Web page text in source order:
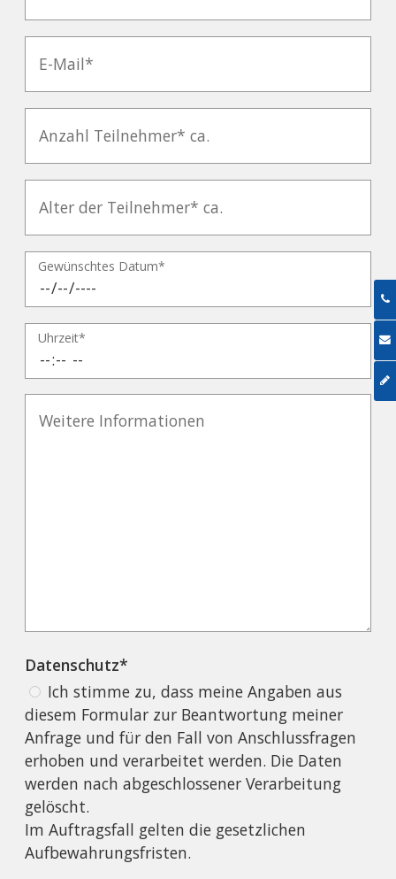
Gewünschtes Datum*
Uhrzeit*
Datenschutz*
Ich stimme zu, dass meine Angaben aus
diesem Formular zur Beantwortung meiner
Anfrage und für den Fall von Anschlussfragen
erhoben und verarbeitet werden. Die Daten
werden nach abgeschlossener Verarbeitung
gelöscht.
Im Auftragsfall gelten die gesetzlichen
Aufbewahrungsfristen.